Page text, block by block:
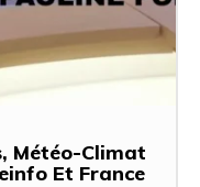
Météo-Climat
Et France